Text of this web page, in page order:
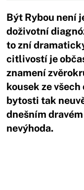
Být Rybou není
doživotní
to zní
citlivostí je
znamení
kousek ze
bytosti tak
dnešním
nevýhoda.